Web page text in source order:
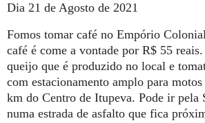
Dia 21 de Agosto de 2021
Fomos tomar café no Empório
café é come a vontade por R$ 55
queijo que é produzido no local e
com estacionamento amplo para
km do Centro de Itupeva. Pode ir pela
numa estrada de asfalto que fica